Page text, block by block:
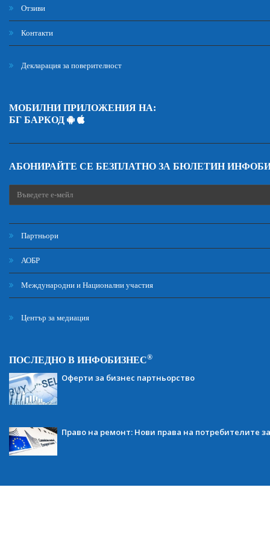
Отзиви
Контакти
Декларация за поверителност
МОБИЛНИ ПРИЛОЖЕНИЯ НА:
БГ БАРКОД
АБОНИРАЙТЕ СЕ БЕЗПЛАТНО ЗА БЮЛЕТИН
Партньори
АОБР
Международни и Национални участия
Център за медиация
ПОСЛЕДНО В ИНФОБИЗНЕС®
Оферти за бизнес партньорство
Право на ремонт: Нови права на потребителите